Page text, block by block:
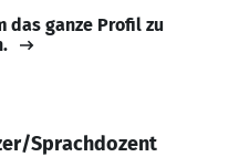
das ganze Profil zu
Sprachdozent